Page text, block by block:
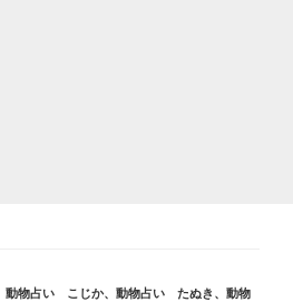
動物占い こじか、 動物占い たぬき 、 動物